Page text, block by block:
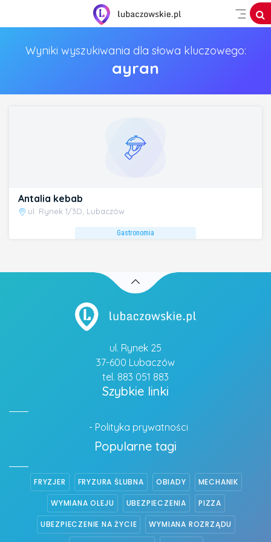
Wyniki wyszukiwania dla słowa kluczowego:
ayran
Antalia kebab
ul. Rynek 1/3D, Lubaczów
Gastronomia
ul. Rynek 25
37-600 Lubaczów
tel. 883 051 883
Szybkie linki
- Polityka prywatności
Popularne tagi
FRYZJER FRYZURA ŚLUBNA OBIADY MECHANIK
WYMIANA OLEJU UBEZPIECZENIA PIZZA
UBEZPIECZENIE NA ŻYCIE WYMIANA ROZRZĄDU